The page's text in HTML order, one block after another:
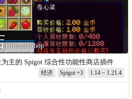
UltimateShop
主的 Spigot 综合性功能性商店插件
经济 Spigot+3 1.14 ~ 1.21.4